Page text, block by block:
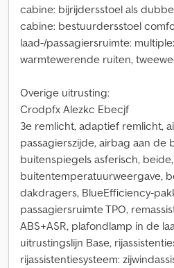
cabine: bijrijdersstoel als
cabine: bestuurdersstoel
laad-/passagiersruimte:
warmtewerende ruiten,
Overige uitrusting:
Crodpfx Alezkc Ebecjf
3e remlicht, adaptief remlicht,
passagierszijde, airbag aan de
buitenspiegels asferisch, beide,
buitentemperatuurweergave,
dakdragers, BlueEfficiency-
passagiersruimte TPO,
ABS+ASR, plafondlamp in de
uitrustingslijn Base,
rijassistentiesysteem: